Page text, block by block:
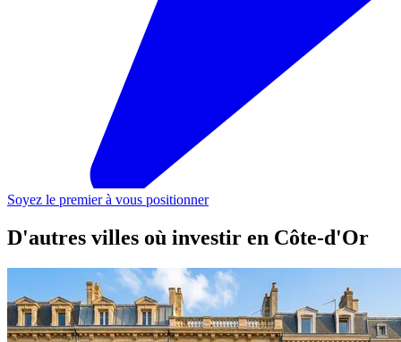
Soyez le premier à vous positionner
D'autres villes où investir en Côte-d'Or